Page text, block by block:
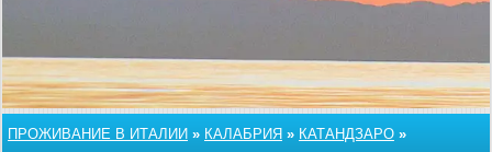
ПРОЖИВАНИЕ В ИТАЛИИ » КАЛАБРИЯ » КАТАНДЗАРО »